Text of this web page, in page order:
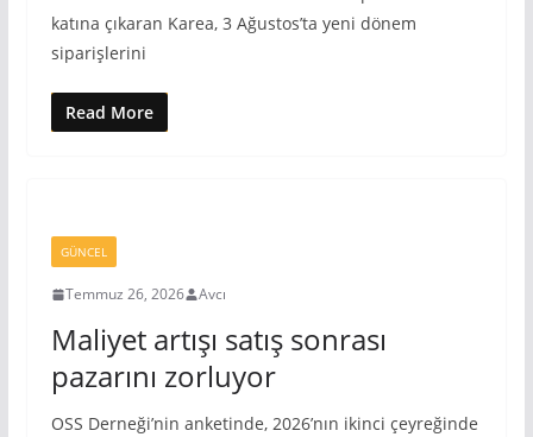
katına çıkaran Karea, 3 Ağustos’ta yeni dönem
siparişlerini
Read More
GÜNCEL
Temmuz 26, 2026 Avcı
Maliyet artışı satış sonrası
pazarını zorluyor
OSS Derneği’nin anketinde, 2026’nın ikinci çeyreğinde